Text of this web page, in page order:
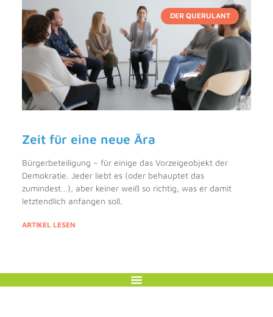
DER QUERULANT
Zeit für eine neue Ära
Bürgerbeteiligung – für einige das Vorzeigeobjekt der
Demokratie. Jeder liebt es (oder behauptet das
zumindest…), aber keiner weiß so richtig, was er damit
letztendlich anfangen soll.
ARTIKEL LESEN